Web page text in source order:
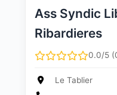
Ass Syndic
Ribardieres
0.0/5
Le Tablier